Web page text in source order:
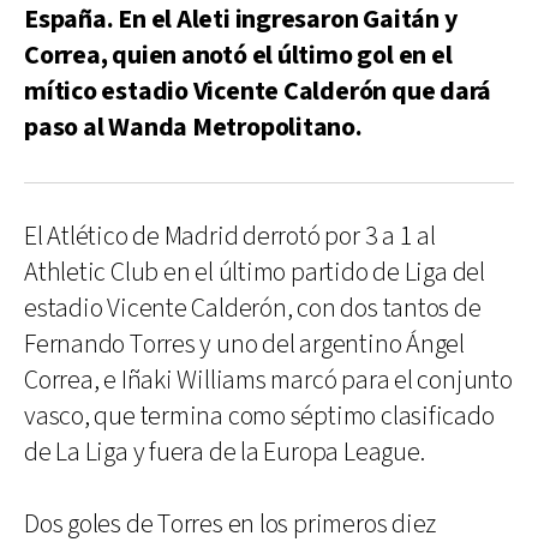
España. En el Aleti ingresaron Gaitán y
Correa, quien anotó el último gol en el
mítico estadio Vicente Calderón que dará
paso al Wanda Metropolitano.
El Atlético de Madrid derrotó por 3 a 1 al
Athletic Club en el último partido de Liga del
estadio Vicente Calderón, con dos tantos de
Fernando Torres y uno del argentino Ángel
Correa, e Iñaki Williams marcó para el conjunto
vasco, que termina como séptimo clasificado
de La Liga y fuera de la Europa League.
Dos goles de Torres en los primeros diez